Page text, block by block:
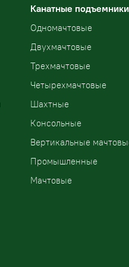
Канатные подъемники
Одномачтовые
Двухмачтовые
Трехмачтовые
Четырехмачтовые
Шахтные
Консольные
Вертикальные
Промышленные
Мачтовые